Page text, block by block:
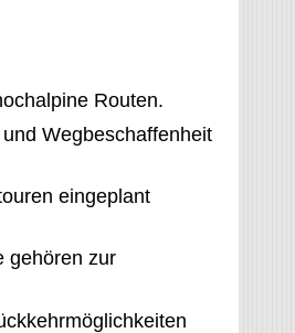
Routen.
Wegbeschaffenheit
eingeplant
gehören zur